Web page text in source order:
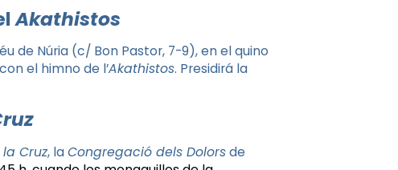
Akathistos
de Núria (c/ Bon Pastor, 7-9), en el quino
el himno de l’Akathistos. Presidirá la
Cruz, laCongregació dels Dolorsde